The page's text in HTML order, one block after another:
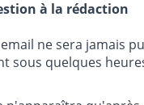
à la rédaction
ne sera jamais
sous quelques